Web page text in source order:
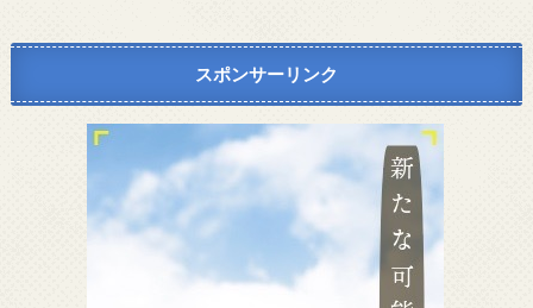
スポンサーリンク